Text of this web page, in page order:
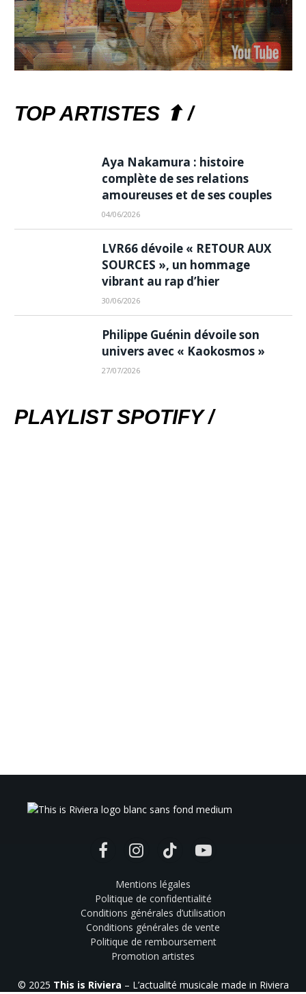
TOP ARTISTES ⬆ /
Aya Nakamura : histoire
complète de ses relations
amoureuses et de ses couples
04/06/2026
LVR66 dévoile « RETOUR AUX
SOURCES », un hommage
vibrant au rap d’hier
30/06/2026
Philippe Guénin dévoile son
univers avec « Kaokosmos »
27/07/2026
PLAYLIST SPOTIFY /
FacebookInstagramTikTok YouTube
Mentions légales
Politique de confidentialité
Conditions générales d’utilisation
Conditions générales de vente
Politique de remboursement
Promotion artistes
© 2025 This is Riviera – L’actualité musicale made in Riviera